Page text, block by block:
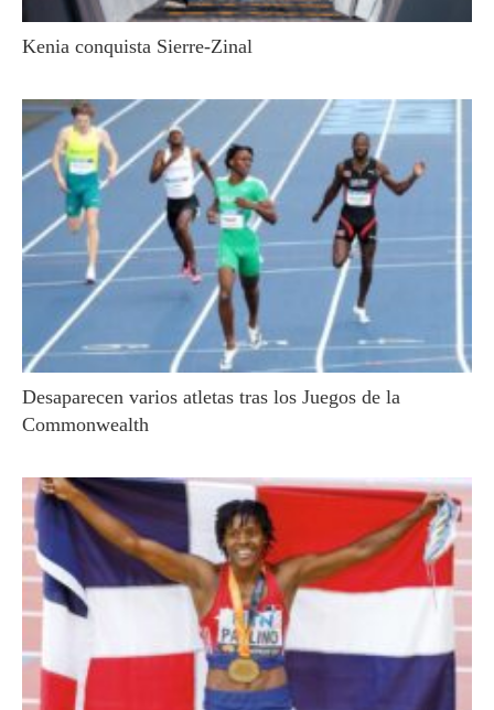
Kenia conquista Sierre-Zinal
Desaparecen varios atletas tras los Juegos de la
Commonwealth